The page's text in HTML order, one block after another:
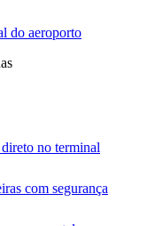
do aeroporto
no terminal
com segurança